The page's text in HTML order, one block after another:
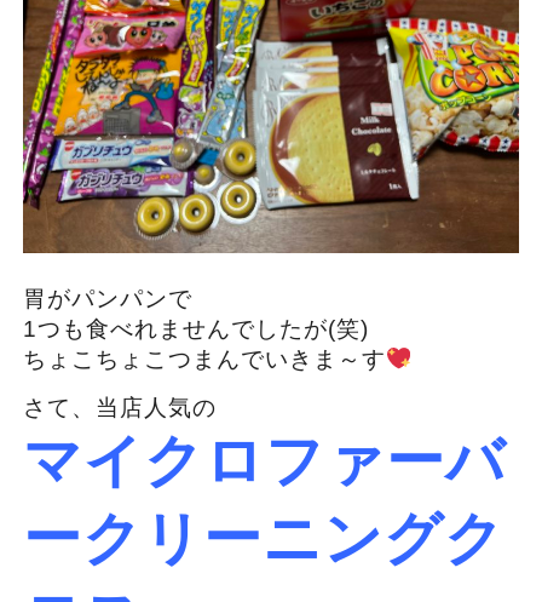
胃がパンパンで
1つも食べれませんでしたが(笑)
ちょこちょこつまんでいきま～す
さて、当店人気の
マイクロファーバ
ークリーニングク